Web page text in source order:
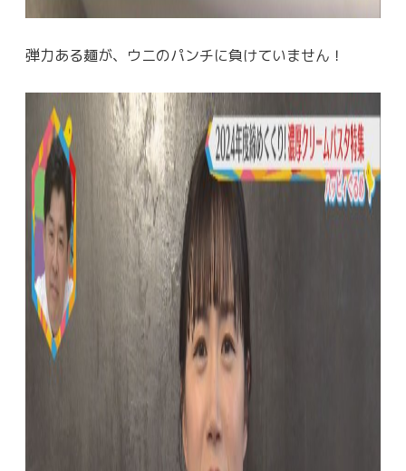
弾力ある麺が、ウニのパンチに負けていません！